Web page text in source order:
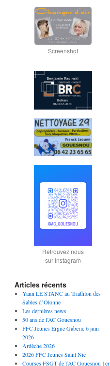
Screenshot
Retrouvez nous
sur Instagram
Articles récents
Yann LE STANC au Triathlon des
Sables d’Olonne
Les dernières news
50 ans de l’AC Gouesnou
FFC Jeunes Ergue Gaberic 6 juin
2026
Ardèche 2026
2026 FFC Jeunes Saint Nic
Courses FSGT de l’AC Gouesnou 1er